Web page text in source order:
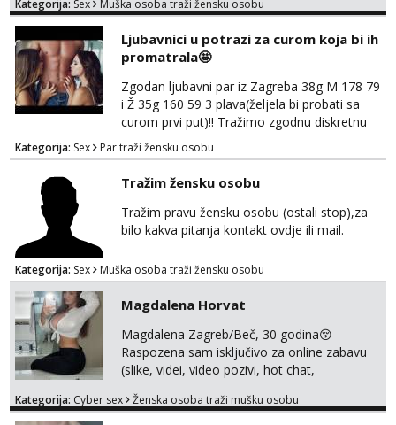
jer nisam solo. Zgodan sam i diskretan,sliku
za brz dogovor Kontakt 0958759047
Kategorija: Sex Muška osoba traži žensku osobu
Ljubavnici u potrazi za curom koja bi ih
promatrala🤩
Zgodan ljubavni par iz Zagreba 38g M 178 79
i Ž 35g 160 59 3 plava(željela bi probati sa
curom prvi put)!! Tražimo zgodnu diskretnu
curu koja bi nas promatrala dok imamo
žestok odnos. Može se pridruziti ali i ne
mora.Bitno da uzivamo diskretno anonimno
bez upoznavanja puno.Sliku mozemo
razmjeniti,ali najbolje uzivo se upoznati. Na
goo smo do 15.8 poslije tog mozemo se
Kategorija: Sex Par traži žensku osobu
Tražim žensku osobu
Tražim pravu žensku osobu (ostali stop),za
bilo kakva pitanja kontakt ovdje ili mail.
Kategorija: Sex Muška osoba traži žensku osobu
Magdalena Horvat
Magdalena Zagreb/Beč, 30 godina😚
Raspozena sam isključivo za online zabavu
(slike, videi, video pozivi, hot chat,
oglasu su MOJE❗ Instagram:
Kategorija: Cyber sex Ženska osoba traži mušku osobu